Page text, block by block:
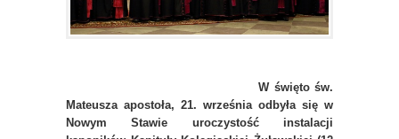
W święto św.
Mateusza apostoła, 21. września odbyła się w
Nowym Stawie uroczystość instalacji